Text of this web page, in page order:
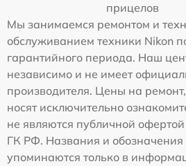
прицелов
Мы занимаемся ремонтом и
обслуживанием техники Nikon
гарантийного периода. Наш
независимо и не имеет
производителя. Цены на
носят исключительно
не являются публичной офертой
ГК РФ. Названия и обозначения
упоминаются только в